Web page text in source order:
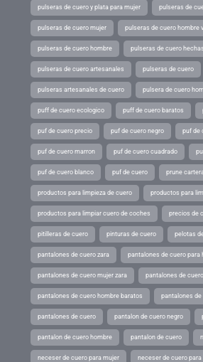
pulseras de cuero y plata para mujer pulseras de
pulseras de cuero mujer pulseras de cuero hombre
pulseras de cuero hombre pulseras de cuero
pulseras de cuero artesanales pulseras de cuero
pulseras artesanales de cuero pulsera de cuero
puff de cuero ecologico puff de cuero baratos
puf de cuero precio puf de cuero negro puf de
puf de cuero marron puf de cuero cuadrado
puf de cuero blanco puf de cuero prune
productos para limpieza de cuero productos para
productos para limpiar cuero de coches precios de
pitilleras de cuero pinturas de cuero pelotas
pantalones de cuero zara pantalones de cuero para
pantalones de cuero mujer zara pantalones de
pantalones de cuero hombre baratos pantalones
pantalones de cuero pantalon de cuero negro
pantalon de cuero hombre pantalon de cuero
neceser de cuero para mujer neceser de cuero para